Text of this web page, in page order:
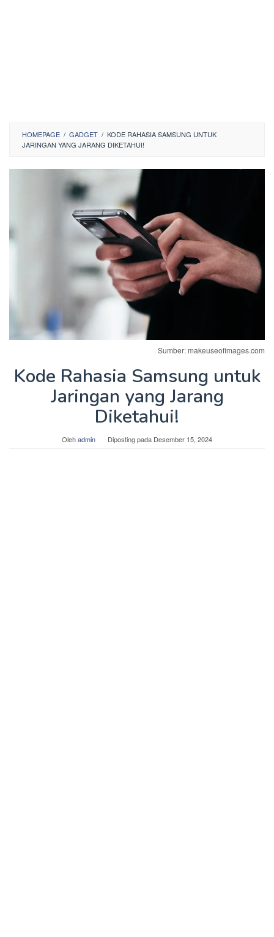
HOMEPAGE / GADGET / KODE RAHASIA SAMSUNG UNTUK
JARINGAN YANG JARANG DIKETAHUI!
Sumber: makeuseofimages.com
Kode Rahasia Samsung untuk
Jaringan yang Jarang
Diketahui!
Olehadmin Diposting pada Desember 15, 2024